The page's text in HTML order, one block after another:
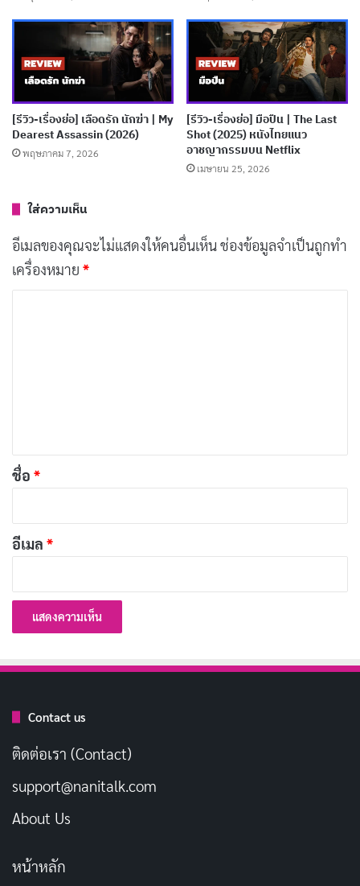
กลายเป็นกำแพงขวางกั้น ขณะที่ทางเดินยามค่ำคืนเงียบ
สงัดแต่ชวนขนหัวกึ่ง
เมื่อเรื่องราวดำเนินต่อ สิ่งลี้ลับเริ่มปรากฏชัดขึ้น อิงเจอเหตุ
การณ์แปลกๆ เช่น เสียงกระซิบที่ดังก้องในหู เงารางๆ ที่โผล่
มาทันใด และความรู้สึกว่ามีใครสักคนจับตามองอยู่ตลอด
ฉากสะดุ้งโหยงแบบธรรมดา มัน
พลังเหนือธรรมชาติอย่าง
ระบบที่บีบคั้นจิตใจ ความผิดบาป หรือบาดแผลในอดีตกัน
แน่ ความคลุมเครือนี้ทำให้หนังมีมิติลึกซึ้ง ไม่ใช่แค่หลอกตา
ผู้ชม แต่ชวนให้ไตร่ตรองถึงรากเหง้าของความกลัว
[รีวิว-เรื่องย่อ] The Choral (2025) หนังดราม่า
มิถุนายน 23, 2026
ตำนานแม่ซื้อ
ที่ปกติหมายถึงการดูแลกลับกลายเป็นสัญลักษณ์ของการ
แท้ให้กับเรื่องราวโรงเรียนประเภทนี้ ที่มักจะดูซ้ำซากถ้า
ไม่มีเอกลักษณ์ เกาะที่เป็นฉากหลักยิ่งเสริมให้ตำนานนี้เข้า
ทุกย่างก้าว ผู้กำกับผสานองค์ประกอบเหล่านี้เข้าด้วยกัน
[รีวิว-เรื่องย่อ] เลือดรัก นักฆ่า | My
Dearest Assassin (2026)
พฤษภาคม 7, 2026
[รีวิว-เรื่องย่อ] มือปืน | The Last
Shot (2025) หนังไทยแนว
อาชญากรรมบน Netflix
เมษายน 25, 2026
ใส่ความเห็น
อีเมลของคุณจะไม่แสดงให้คนอื่นเห็นช่องข้อมูลจำเป็นถูกทำ
เครื่องหมาย *
*
ชื่อ *
อีเมล *
Contact us
ติดต่อเรา (Contact)
support@nanitalk.com
About Us
หน้าหลัก